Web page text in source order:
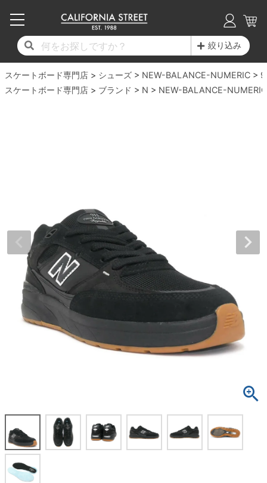
絞り込み
スケートボード専門店 シューズ NEW-BALANCE-NUMERIC
スケートボード専門店
ブランド N NEW-BALANCE-NUMERIC
17時までのご注文は当日発送！
11,000円以上で送料無料！
毎月1日はポイント5倍！10日と20日は3倍！
17時までのご注文は当日発送！
11,000円以上で送料無料！
毎月1日はポイント5倍！10日と20日は3倍！
子供用デッキ
7.0inch以下
7.7inch
7.8inch
7.9inch
8.0inch
8.4inch
8.5inch
17時までのご注文は当日発送！
11,000円以上で送料無料！
毎月1日はポイント5倍！10日と20日は3倍！
7.0inch以下
7.2inch
7.8inch
7.9inch
8.0inch
8.1inch
8.5inch
8.6inch
17時までのご注文は当日発送！
11,000円以上で送料無料！
毎月1日はポイント5倍！10日と20日は3倍！
50mm
51mm
56mm
57mm
58mm
59mm
64mm
65mm
ボーンズ XF（エックスフォーミュラ）
ボーンズ STF（エスティーエフ）
パウエルペラルタ DF（ドラゴンフォーミュ
ラ）
ソフトウィール（クルーザー）
ベアリング
デッキテープ
ボルト
パーツ・その他
足回りセット（トラック・ウィールセット）
練習用アイテム（初心者におすすめ）
スケートケース・バッグ
メディア（雑誌・DVD・CD）
17時までのご注文は当日発送！
11,000円以上で送料無料！
毎月1日はポイント5倍！10日と20日は3倍！
20cm
21cm
24cm
24.5cm
25cm
25.5cm
27.5cm
28cm
インソール
シューレース・その他
17時までのご注文は当日発送！
11,000円以上で送料無料！
毎月1日はポイント5倍！10日と20日は3倍！
トレーナー・セーター
パンツ
ショーツ
長袖ボタンシャツ
7分袖シャツ・ラグラン
キャップ
ソックス
アンダーウエア
17時までのご注文は当日発送！
11,000円以上で送料無料！
毎月1日はポイント5倍！10日と20日は3倍！
17時までのご注文は当日発送！
11,000円以上で送料無料！
毎月1日はポイント5倍！10日と20日は3倍！
ブランド紹介
INFO
スケートパーク情報
17時までのご注文は当日発送！
11,000円以上で送料無料！
毎月1日はポイント5倍！10日と20日は3倍！
求人情報
プライバシーポリシー
特定商取引法に基づく表記